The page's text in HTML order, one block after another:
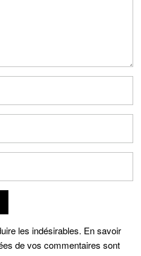
les indésirables. En savoir
de vos commentaires sont